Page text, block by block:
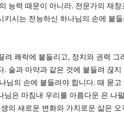
능력 때문이 아니라. 전문가의 재창
시는 전능하신 하나님의 손에 붙
쾌락에 붙들리고, 정치와 권력 그
술과 마약과 같은 것에 붙들려 끊지
님의 손에 붙들려야 합니다. 때 묻고
은 마침내 우리를 아름다운 은 나
의 새로운 변화와 가치로운 삶은